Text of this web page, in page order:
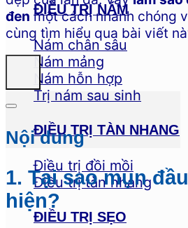
ĐIỀU TRỊ NÁM
Nám chân sâu
Nám mảng
Nám hỗn hợp
Trị nám sau sinh
ĐIỀU TRỊ TÀN NHANG
Điều trị đồi mồi
Điều trị tàn nhang
ĐIỀU TRỊ SẸO
đen một cách nhanh chóng
cùng tìm hiểu qua bài viết
Nội dung
1. Tại sao mụn
hiện?